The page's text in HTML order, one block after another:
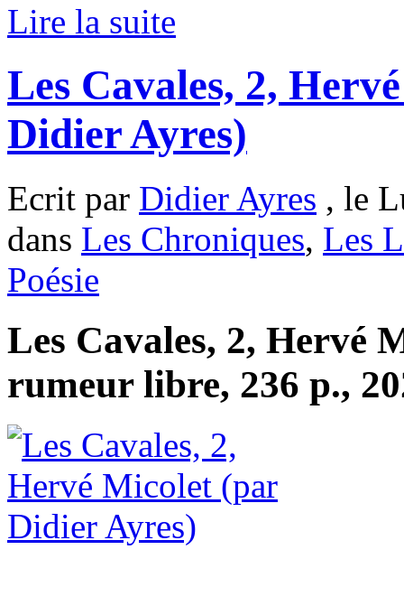
Lire la suite
Les Cavales, 2,
Didier Ayres)
Ecrit par Didier Ayres , le
dans Les Chroniques, Les
Poésie
Les Cavales, 2, Hervé
rumeur libre, 236 p.,